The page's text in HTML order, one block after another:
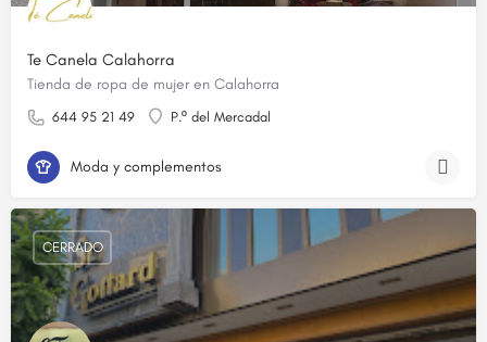
Te Canela Calahorra
Tienda de ropa de mujer en Calahorra
644 95 21 49 P.º del Mercadal
Moda y complementos
CERRADO